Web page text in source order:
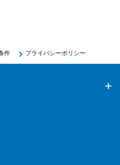
件 プライバシーポリシー